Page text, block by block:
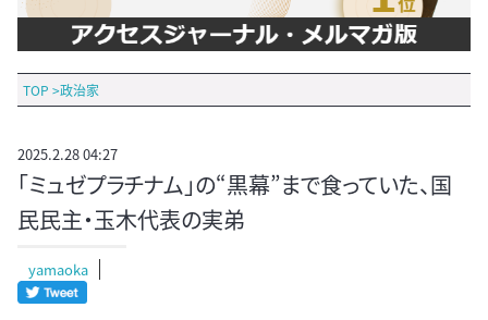
TOP >政治家
2025.2.28 04:27
「ミュゼプラチナム」の“黒幕”まで食っていた、国
民民主・玉木代表の実弟
yamaoka